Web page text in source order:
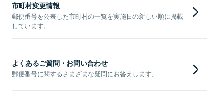
市町村変更情報
郵便番号を公表した市町村の一覧を実施日の新しい順に掲載
しています。
よくあるご質問・お問い合わせ
郵便番号に関するさまざまな疑問にお答えします。